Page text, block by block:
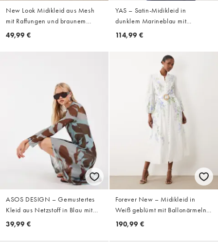
New Look Midikleid aus Mesh
mit Raffungen und braunem
Leopardenmuster
49,99 €
YAS – Satin-Midikleid in
dunklem Marineblau mit
geknoteter Vorderseite und
114,99 €
ASOS DESIGN – Gemustertes
Kleid aus Netzstoff in Blau mit
nach hinten abfallendem Saum
39,99 €
Forever New – Midikleid in
Weiß geblümt mit Ballonärmeln
und Knopfleiste mit Gürtel
190,99 €